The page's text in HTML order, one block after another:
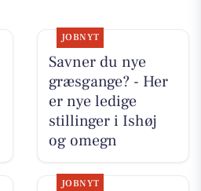
JOBNYT
Savner du nye
græsgange? - Her
er nye ledige
stillinger i Ishøj
og omegn
JOBNYT